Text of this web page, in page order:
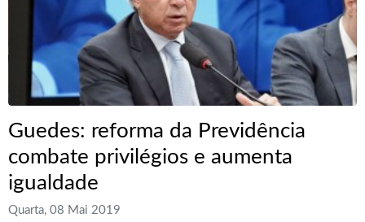
Guedes: reforma da Previdência
combate privilégios e aumenta
igualdade
Quarta, 08 Mai 2019